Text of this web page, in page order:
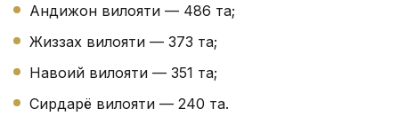
Андижон вилояти — 486 та;
Жиззах вилояти — 373 та;
Навоий вилояти — 351 та;
Сирдарё вилояти — 240 та.